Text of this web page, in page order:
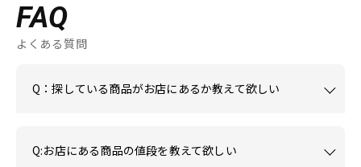
FAQ
よくある質問
Q：探している商品がお店にあるか教えて欲しい
Q:お店にある商品の値段を教えて欲しい